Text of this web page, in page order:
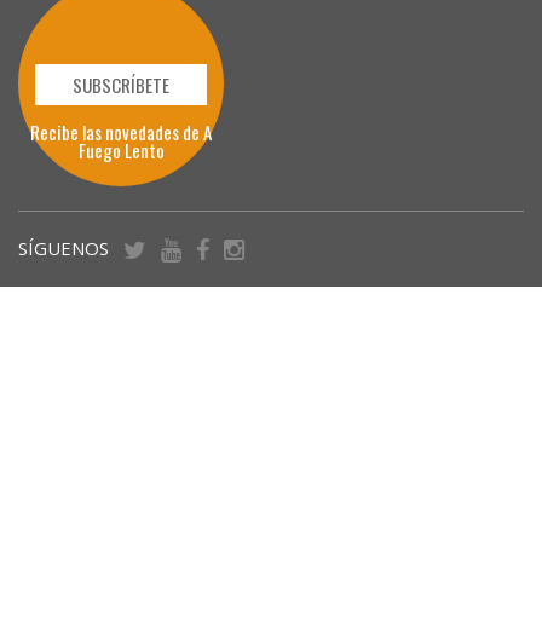
SUBSCRÍBETE
Recibe las novedades de A
Fuego Lento
SÍGUENOS